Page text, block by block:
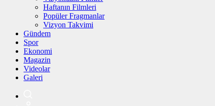
Haftanın Filmleri
Popüler Fragmanlar
Vizyon Takvimi
Gündem
Spor
Ekonomi
Magazin
Videolar
Galeri